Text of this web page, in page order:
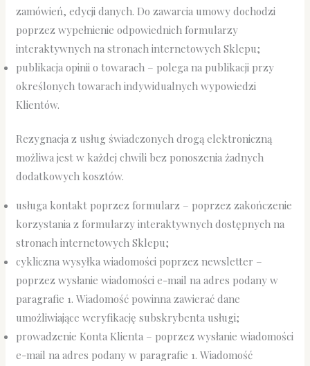
zamówień, edycji danych. Do zawarcia umowy dochodzi
poprzez wypełnienie odpowiednich formularzy
interaktywnych na stronach internetowych Sklepu;
publikacja opinii o towarach – polega na publikacji przy
określonych towarach indywidualnych wypowiedzi
Klientów.
Rezygnacja z usług świadczonych drogą elektroniczną
możliwa jest w każdej chwili bez ponoszenia żadnych
dodatkowych kosztów.
usługa kontakt poprzez formularz – poprzez zakończenie
korzystania z formularzy interaktywnych dostępnych na
stronach internetowych Sklepu;
cykliczna wysyłka wiadomości poprzez newsletter –
poprzez wysłanie wiadomości e-mail na adres podany w
paragrafie 1. Wiadomość powinna zawierać dane
umożliwiające weryfikację subskrybenta usługi;
prowadzenie Konta Klienta – poprzez wysłanie wiadomości
e-mail na adres podany w paragrafie 1. Wiadomość